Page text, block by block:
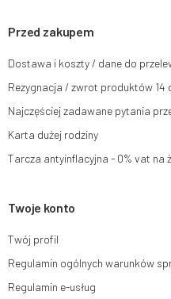
momencie bez wpływu na
dokonano na podstawie zgody
e-mail lub pisemnie na adres
Więcej informacji:www.mouton.pl/
Przed zakupem
Dostawa i koszty / dane do
Rezygnacja / zwrot produktów 14
Najczęściej zadawane pytania
Karta dużej rodziny
Tarcza antyinflacyjna - 0% vat na
Twoje konto
Twój profil
Regulamin ogólnych warunków
Regulamin e-usług